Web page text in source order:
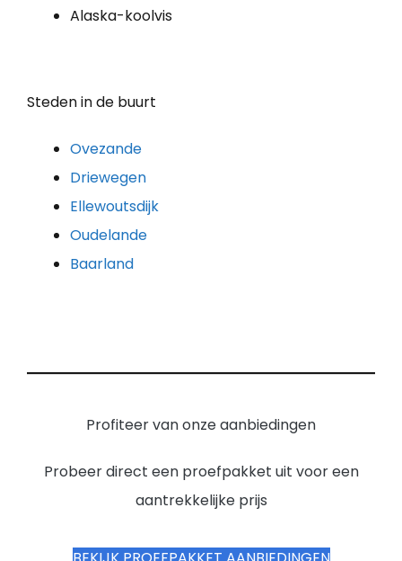
Alaska-koolvis
Steden in de buurt
Ovezande
Driewegen
Ellewoutsdijk
Oudelande
Baarland
Profiteer van onze aanbiedingen
Probeer direct een proefpakket uit voor een
aantrekkelijke prijs